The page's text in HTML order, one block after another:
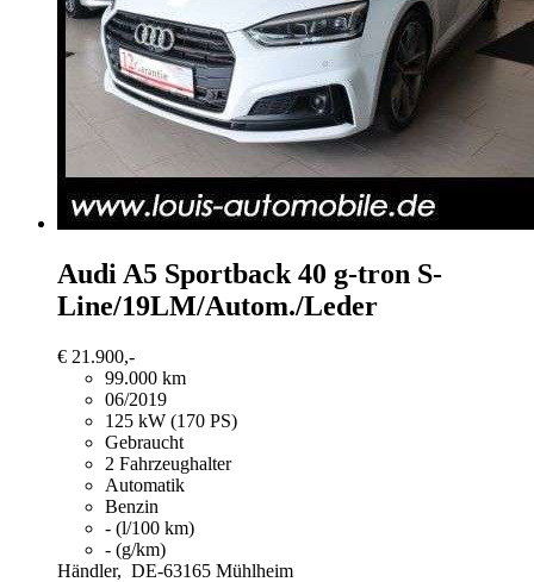
Audi A5 Sportback 40 g-tron S-
Line/19LM/Autom./Leder
€ 21.900,-
99.000 km
06/2019
125 kW (170 PS)
Gebraucht
2 Fahrzeughalter
Automatik
Benzin
- (l/100 km)
- (g/km)
Händler, DE-63165 Mühlheim